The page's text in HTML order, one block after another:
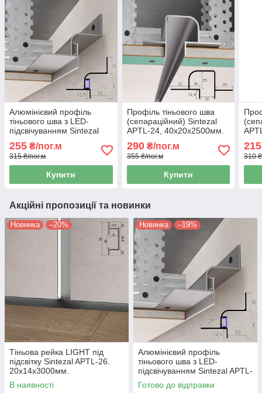
Алюмінієвий профіль
тіньового шва з LED-
підсвічуванням Sintezal
255 ₴/пог.м
315 ₴/пог.м
Купити
Профіль тіньового шва
(сепараційний) Sintezal
APTL-24, 40х20х2500мм.
290₴/пог.м
355 ₴/пог.м
Купити
215
310
Акційні пропозиції та новинки
Новинка –20%
Тіньова рейка LIGHT під
підсвітку Sintezal APTL-26.
20х14х3000мм.
В наявності
Новинка –19%
Алюмінієвий профіль
тіньового шва з LED-
підсвічуванням Sintezal APTL-
30, 30х40х2500 мм.
Готово до відправки